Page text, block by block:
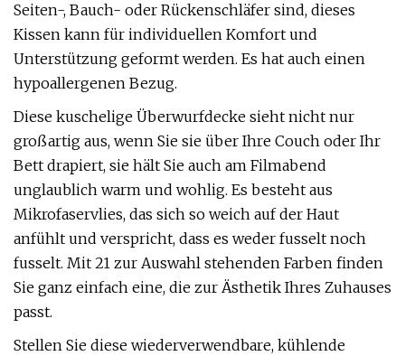
Seiten-, Bauch- oder Rückenschläfer sind, dieses
Kissen kann für individuellen Komfort und
Unterstützung geformt werden. Es hat auch einen
hypoallergenen Bezug.
Diese kuschelige Überwurfdecke sieht nicht nur
großartig aus, wenn Sie sie über Ihre Couch oder Ihr
Bett drapiert, sie hält Sie auch am Filmabend
unglaublich warm und wohlig. Es besteht aus
Mikrofaservlies, das sich so weich auf der Haut
anfühlt und verspricht, dass es weder fusselt noch
fusselt. Mit 21 zur Auswahl stehenden Farben finden
Sie ganz einfach eine, die zur Ästhetik Ihres Zuhauses
passt.
Stellen Sie diese wiederverwendbare, kühlende